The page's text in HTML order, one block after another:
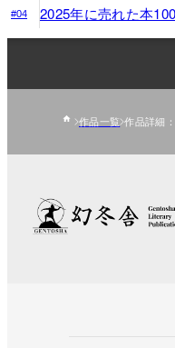
#04 2025年に売れた本100
作品一覧 作品詳細